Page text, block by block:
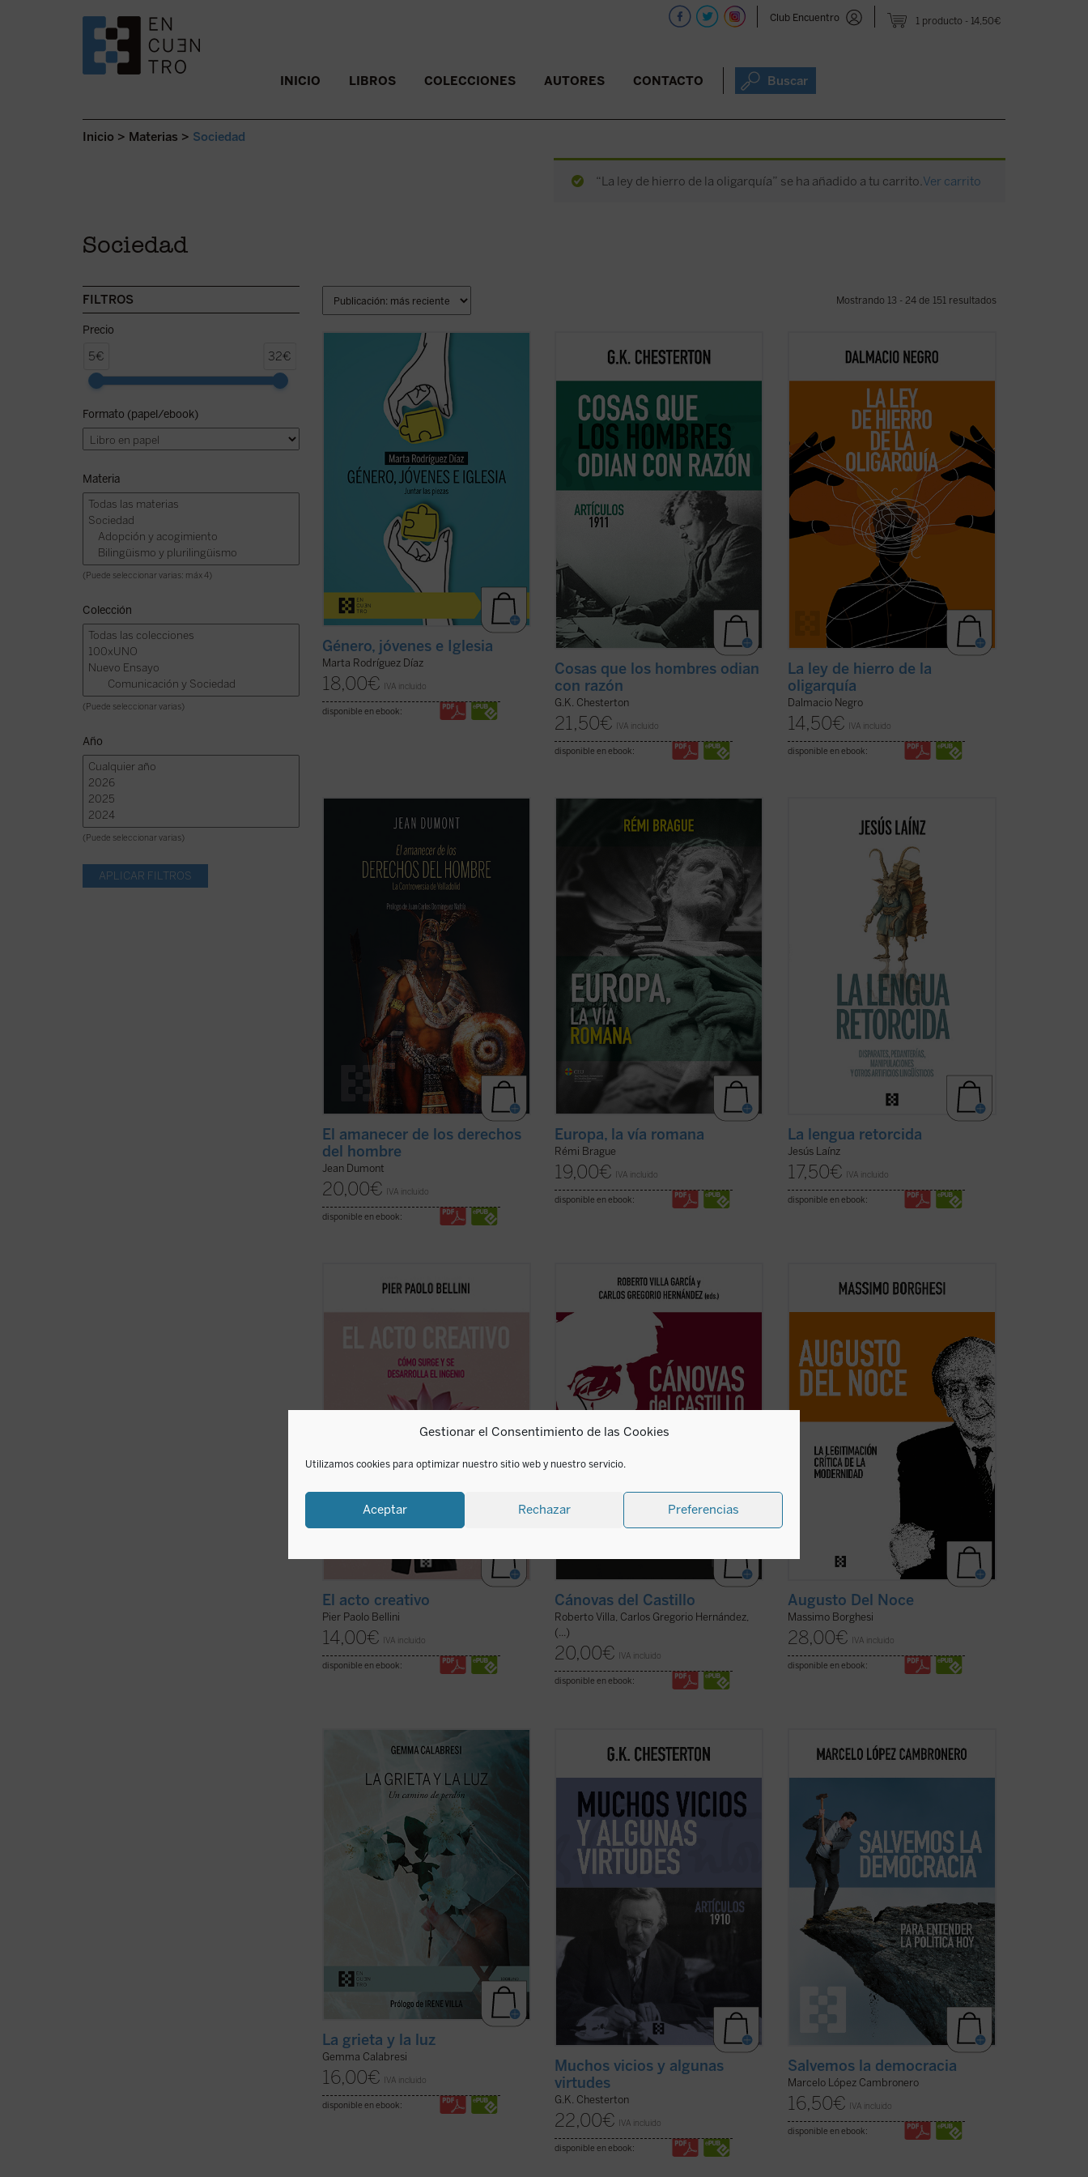
Gestionar el Consentimiento de las Cookies
Utilizamos cookies para optimizar nuestro sitio web y nuestro servicio.
Aceptar Rechazar Preferencias
1 producto 14,50€
Club Encuentro
SALTAR AL CONTENIDO. INICIO LIBROS COLECCIONES AUTORES CONTACTO Buscar
Inicio > Materias > Sociedad
“La ley de hierro de la oligarquía” se ha añadido a tu carrito.Ver carrito
Sociedad
FILTROS
Precio
5€ 32€
Formato (papel/ebook)
Materia
(Puede seleccionar varias: máx 4)
Colección
(Puede seleccionar varias)
Año
(Puede seleccionar varias)
Mostrando 13 - 24 de 151 resultados
Alrededor del género se ha abierto una
enorme brecha que separa a padres e
hijos, nietos y abuelos. No hay quien se
entienda y se escuche. En las familias es
motivo de disputa, los hijos no se sienten
acogidos y los padres se frustran ante
(ver ficha)
Género, jóvenes e Iglesia
Marta Rodríguez Díaz
18,00€ IVA incluido
disponible en ebook:
Coincidiendo ahora con el 150
este sexto volumen de esta serie
contiene ensayos dedicados a la Navidad,
la literatura, las sufragistas, la prensa,
otros temas habituales y nombres tan
representativos en el ...
(ver ficha)
Cosas que los hombres odian
con razón
G.K. Chesterton
21,50€ IVA incluido
disponible en ebook:
Este ensayo, en el que se combina un
política occidental con una aguda
interpretación de la realidad actual, nos
ayuda a recuperar un modo realista de
ver el fenómeno político, muy pegado a
los hechos ...
(ver ficha)
La ley de hierro de la
oligarquía
Dalmacio Negro
14,50€ IVA incluido
disponible en ebook:
En 1550 comenzó un espectáculo insólito
historia, un emperador paraliza la
expansión de su imperio para suscitar un
debate: ¿es conforme a la justicia la
civilización y conversión de los indios del
(ver ficha)
El amanecer de los derechos
del hombre
Jean Dumont
20,00€ IVA incluido
disponible en ebook:
Rémi Brague aborda de nuevo la
cuestión de la identidad, centrándose en
la «vía romana», la latinidad de Europa.
Esta nueva edición deEuropa, la vía
, un clásico del autor publicado en
diecisiete idiomas, ha sido ampliada y ...
Europa, la vía romana
Rémi Brague
19,00€ IVA incluido
disponible en ebook:
He aquí un inagotable suministro de
ocurrencias en el uso cotidiano de la
lengua española, sabrosos episodios de
su historia, manipulaciones de los
incansables separatistas, ridiculeces de
políticos y otros pedantes... Y lo más
(ver ficha)
La lengua retorcida
Jesús Laínz
17,50€ IVA incluido
disponible en ebook:
Acompaña al profesor Pier Paolo Bellini
artísticos, sociológicos y filosóficos de la
¿Qué fomenta la creatividad? ...
El acto creativo
Pier Paolo Bellini
14,00€ IVA incluido
disponible en ebook:
Este volumen es una aproximación
biográfica al personaje a partir de las
nuevas aportaciones que se han
realizado desde el centenario de su
fallecimiento, y abarca su ejecutoria
como ministro de Isabel II hasta su último
y difícil gobierno, ...
(ver ficha)
Cánovas del Castillo
Roberto Villa, Carlos Gregorio Hernández,
(...)
20,00€ IVA incluido
disponible en ebook:
Este libro pretende recorrer la evolución
Augusto Del Noce (1910-1989), pensador
camino ideal dominado, en los años
1940-1950, por una intención
fundamental: la ... (ver ficha)
Augusto Del Noce
Massimo Borghesi
28,00€ IVA incluido
disponible en ebook:
Este libro es el relato de un viaje, el que
Calabresi, ha recorrido desde el día del
asesinato de su marido. Con prólogo de
La grieta y la luz es un
testimonio intenso, conmovedor y sincero
(ver ficha)
La grieta y la luz
Gemma Calabresi
16,00€ IVA incluido
disponible en ebook:
Presentamos el quinto volumen de la
nuevamente todo el ingenio, la rapidez,
profundidad y buen humor del autor
inglés, cuyos textos de 1910 se nos
presentan quizá más variados y
combativos que otros años aunque ...
ficha)
Muchos vicios y algunas
virtudes
G.K. Chesterton
22,00€ IVA incluido
disponible en ebook:
Un breve y muy efectivo texto filosófico-
eficaz e ingeniosamente sobre el poder,
el tiempo, la revolución, la
transformación de las sociedades, el
papel de las ideologías y la nueva forma
de hacer la ...
(ver ficha)
Salvemos la democracia
Marcelo López Cambronero
16,50€ IVA incluido
disponible en ebook: